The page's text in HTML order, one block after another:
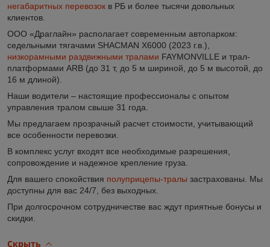
негабаритных перевозок в РБ и более тысячи довольных
клиентов.
ООО «Драглайн» располагает современным автопарком:
седельными тягачами SHACMAN X6000 (2023 г.в.),
низкорамными раздвижными тралами FAYMONVILLE и трал-
платформами ARB (до 31 т, до 5 м шириной, до 5 м высотой, до
16 м длиной).
Наши водители – настоящие профессионалы с опытом
управления тралом свыше 31 года.
Мы предлагаем прозрачный расчет стоимости, учитывающий
все особенности перевозки.
В комплекс услуг входят все необходимые разрешения,
сопровождение и надежное крепление груза.
Для вашего спокойствия полуприцепы-тралы застрахованы. Мы
доступны для вас 24/7, без выходных.
При долгосрочном сотрудничестве вас ждут приятные бонусы и
скидки.
Скрыть